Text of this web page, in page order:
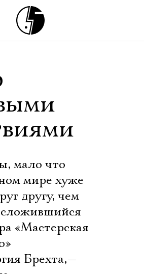
мало что
мире хуже
другу, чем
сложившийся
«Мастерская
Брехта,—